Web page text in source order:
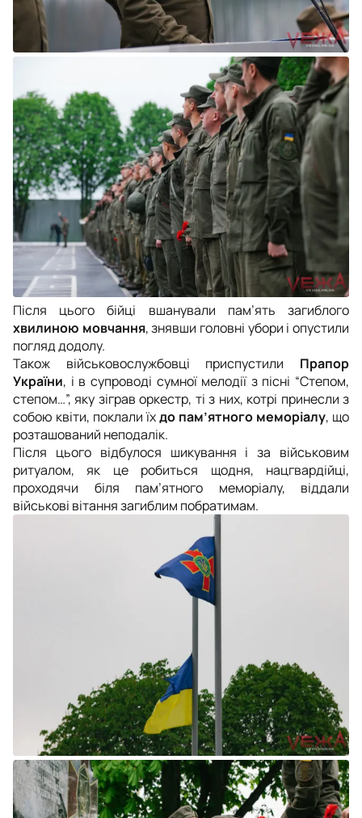
Після цього бійці вшанували пам’ять загиблого
хвилиною мовчання, знявши головні убори і опустили
погляд додолу.
Також військовослужбовці приспустили Прапор
України, і в супроводі сумної мелодії з пісні “Степом,
степом…”, яку зіграв оркестр, ті з них, котрі принесли з
собою квіти, поклали їхдо пам’ятного меморіалу, що
розташований неподалік.
Після цього відбулося шикування і за військовим
ритуалом, як це робиться щодня, нацгвардійці,
проходячи біля пам’ятного меморіалу, віддали
військові вітання загиблим побратимам.